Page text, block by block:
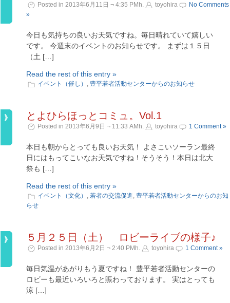
Posted in 2013年6月11日 ¬ 4:35 PMh. toyohira
No Comments
»
今日も気持ちの良いお天気ですね。毎日晴れていて嬉しい
です。 今週末のイベントのお知らせです。 まずは１５日
（土 […]
Read the rest of this entry »
イベント（催し） , 豊平若者活動センターからのお知らせ
とよひらほっとコミュ。Vol.1
Posted in 2013年6月9日 ¬ 11:33 AMh. toyohira 1 Comment »
本日も朝からとっても良いお天気！ よさこいソーラン最終
日にはもってこいなお天気ですね！そうそう！本日は北大
祭も […]
Read the rest of this entry »
イベント（文化） , 若者の交流促進, 豊平若者活動センターからのお知
らせ
５月２５日（土） ロビーライブの様子♪
Posted in 2013年6月2日 ¬ 2:40 PMh. toyohira 1 Comment »
毎日気温があがりもう夏ですね！ 豊平若者活動センターの
ロビーも最近いろいろと賑わっております。 実はとっても
涼 […]